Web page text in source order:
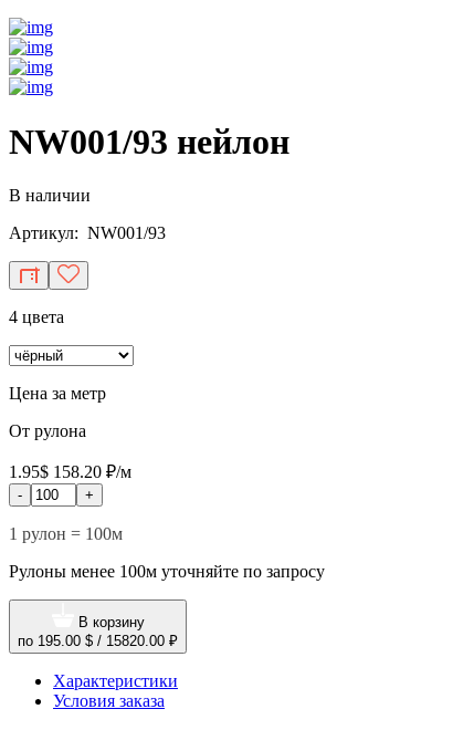
NW001/93 нейлон
В наличии
Артикул: NW001/93
4 цвета
Цена за метр
От рулона
1.95$ 158.20 ₽/м
- +
1 рулон = 100м
Рулоны менее 100м уточняйте по запросу
В корзину
по 195.00 $ / 15820.00 ₽
Характеристики
Условия заказа